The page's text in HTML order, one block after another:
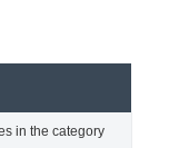
in the category